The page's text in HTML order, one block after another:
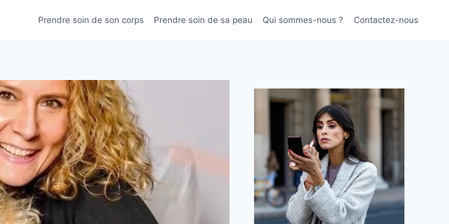
Prendre soin de son corps Prendre soin de sa peau Qui sommes-nous ? Contactez-nous